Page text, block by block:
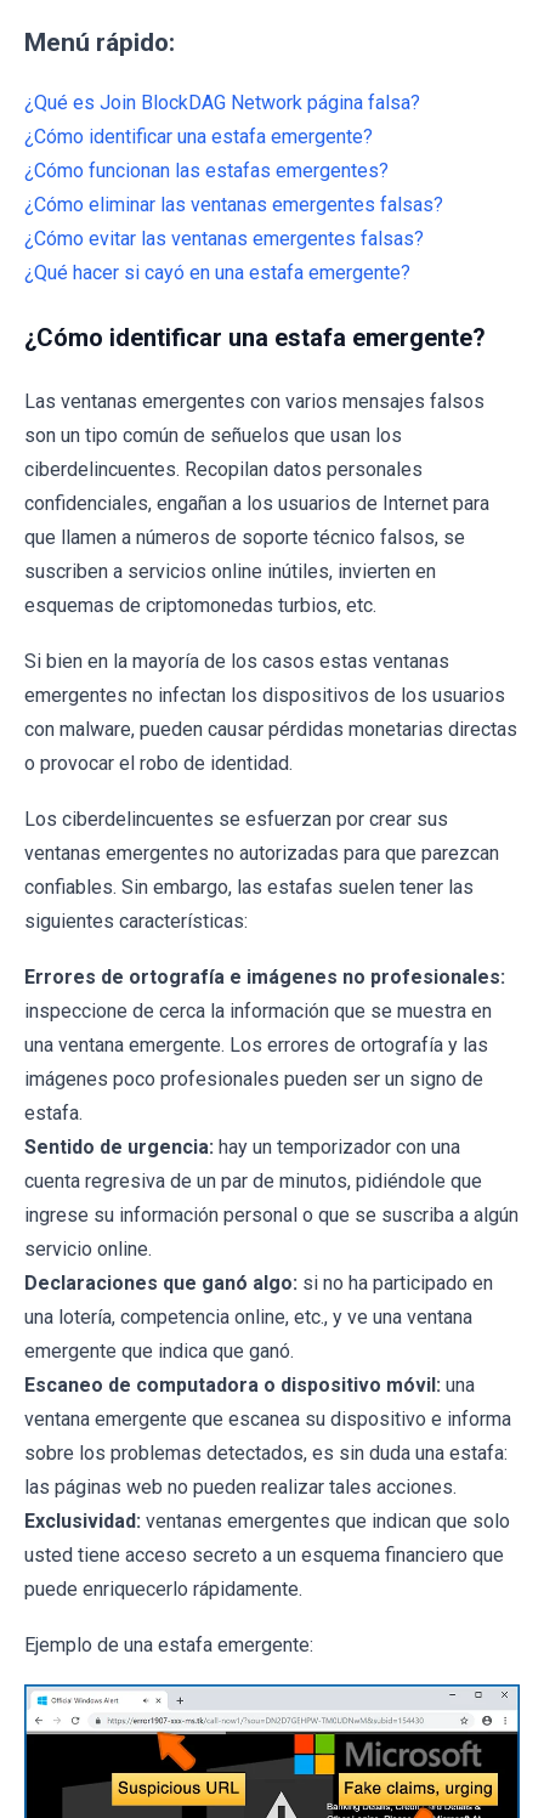
Menú rápido:
¿Qué es Join BlockDAG Network página falsa?
¿Cómo identificar una estafa emergente?
¿Cómo funcionan las estafas emergentes?
¿Cómo eliminar las ventanas emergentes falsas?
¿Cómo evitar las ventanas emergentes falsas?
¿Qué hacer si cayó en una estafa emergente?
¿Cómo identificar una estafa emergente?
Las ventanas emergentes con varios mensajes falsos
son un tipo común de señuelos que usan los
ciberdelincuentes. Recopilan datos personales
confidenciales, engañan a los usuarios de Internet para
que llamen a números de soporte técnico falsos, se
suscriben a servicios online inútiles, invierten en
esquemas de criptomonedas turbios, etc.
Si bien en la mayoría de los casos estas ventanas
emergentes no infectan los dispositivos de los usuarios
con malware, pueden causar pérdidas monetarias directas
o provocar el robo de identidad.
Los ciberdelincuentes se esfuerzan por crear sus
ventanas emergentes no autorizadas para que parezcan
confiables. Sin embargo, las estafas suelen tener las
siguientes características:
Errores de ortografía e imágenes no profesionales:
inspeccione de cerca la información que se muestra en
una ventana emergente. Los errores de ortografía y las
imágenes poco profesionales pueden ser un signo de
estafa.
Sentido de urgencia: hay un temporizador con una
cuenta regresiva de un par de minutos, pidiéndole que
ingrese su información personal o que se suscriba a algún
servicio online.
Declaraciones que ganó algo: si no ha participado en
una lotería, competencia online, etc., y ve una ventana
emergente que indica que ganó.
Escaneo de computadora o dispositivo móvil: una
ventana emergente que escanea su dispositivo e informa
sobre los problemas detectados, es sin duda una estafa:
las páginas web no pueden realizar tales acciones.
Exclusividad: ventanas emergentes que indican que solo
usted tiene acceso secreto a un esquema financiero que
puede enriquecerlo rápidamente.
Ejemplo de una estafa emergente: